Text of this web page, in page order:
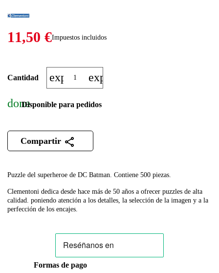
11,50 €Impuestos incluidos
Puzzle del superheroe de DC Batman. Contiene 500 piezas.
Clementoni dedica desde hace más de 50 años a ofrecer puzzles de alta
calidad. poniendo atención a los detalles, la selección de la imagen y a la
perfección de los encajes.
Cantidad expand_moreexpand_less
doneDisponible para pedidos
Compartir
Formas de pago